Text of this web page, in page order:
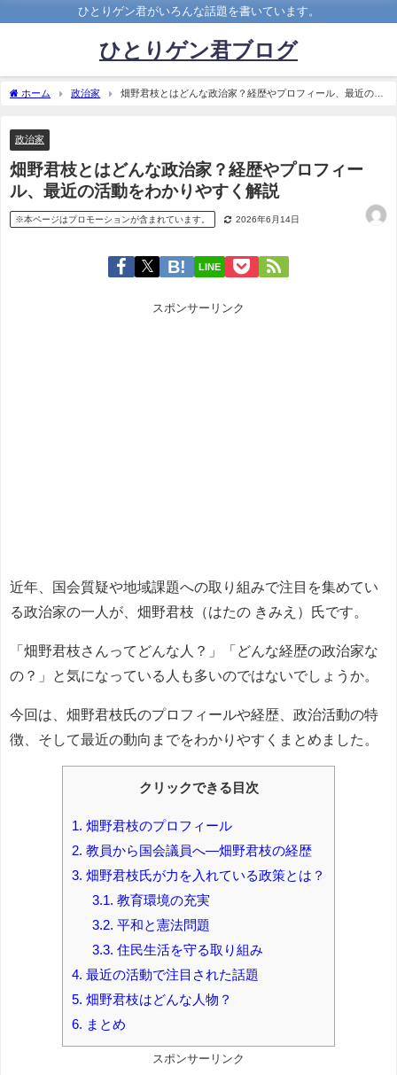
ひとりゲン君がいろんな話題を書いています。
ひとりゲン君ブログ
ホーム 政治家
畑野君枝とはどんな政治家？経歴やプロフィール、最近の活
政治家
畑野君枝とはどんな政治家？経歴やプロフィー
ル、最近の活動をわかりやすく解説
※本ページはプロモーションが含まれています。 2026年6月14日
LINE
スポンサーリンク
近年、国会質疑や地域課題への取り組みで注目を集めてい
る政治家の一人が、畑野君枝（はたの きみえ）氏です。
「畑野君枝さんってどんな人？」「どんな経歴の政治家な
の？」と気になっている人も多いのではないでしょうか。
今回は、畑野君枝氏のプロフィールや経歴、政治活動の特
徴、そして最近の動向までをわかりやすくまとめました。
クリックできる目次
1. 畑野君枝のプロフィール
2. 教員から国会議員へ―畑野君枝の経歴
3. 畑野君枝氏が力を入れている政策とは？
3.1. 教育環境の充実
3.2. 平和と憲法問題
3.3. 住民生活を守る取り組み
4. 最近の活動で注目された話題
5. 畑野君枝はどんな人物？
6. まとめ
スポンサーリンク